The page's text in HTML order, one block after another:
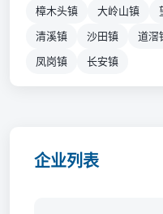
樟木头镇
大岭山镇
清溪镇
沙田镇 道滘
凤岗镇
长安镇
企业列表